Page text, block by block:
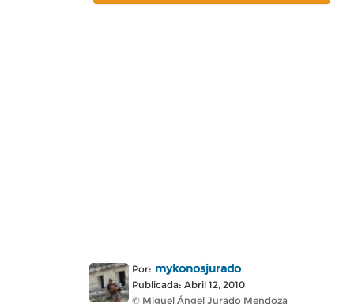
Por: mykonosjurado
Publicada: Abril 12, 2010
© Miguel Ángel Jurado Mendoza